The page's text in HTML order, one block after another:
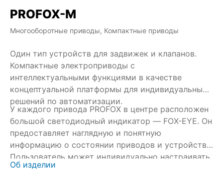
PROFOX-M
Многооборотные приводы, Компактные приводы
Один тип устройств для задвижек и клапанов.
Компактные электроприводы с
интеллектуальными функциями в качестве
концептуальной платформы для индивидуальных
решений по автоматизации.
У каждого привода PROFOX в центре расположен
большой светодиодный индикатор — FOX-EYE. Он
предоставляет наглядную и понятную
информацию о состоянии приводов и устройств.
Пользователь может индивидуально настраивать
схему отображения светодиодного индикатора
Об изделии